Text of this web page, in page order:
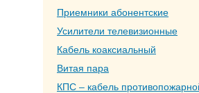
Приемники абонентские
Усилители телевизионные
Кабель коаксиальный
Витая пара
КПС – кабель